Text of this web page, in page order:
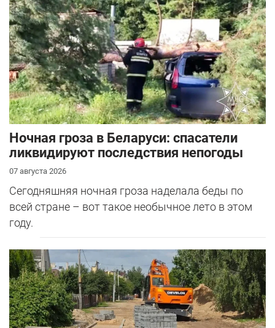
Ночная гроза в Беларуси: спасатели
ликвидируют последствия непогоды
07 августа 2026
Сегодняшняя ночная гроза наделала беды по
всей стране – вот такое необычное лето в этом
году.